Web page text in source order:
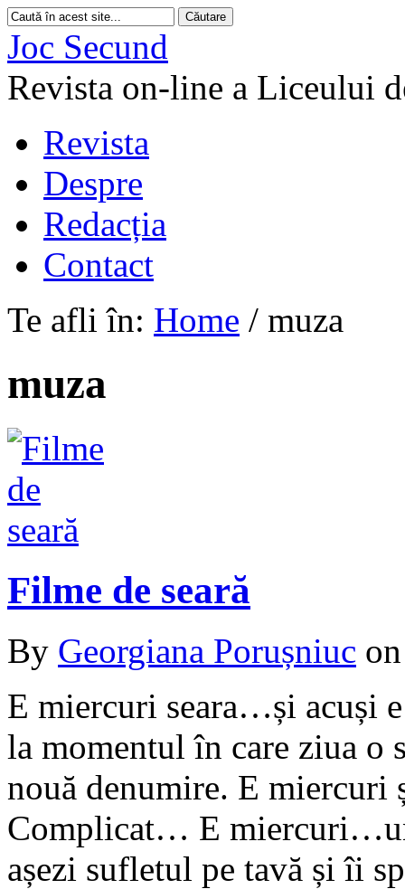
Joc Secund
Revista on-line a Liceului
Revista
Despre
Redacția
Contact
Te afli în: Home / muza
muza
Filme de seară
By Georgiana Porușniuc
E miercuri seara…și acuși
la momentul în care ziua o
nouă denumire. E miercuri
Complicat… E
așezi sufletul pe tavă și îi